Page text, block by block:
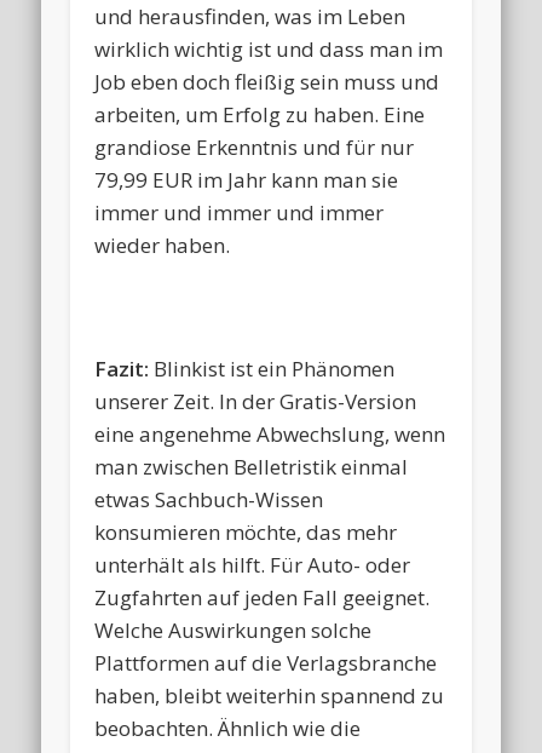
und herausfinden, was im Leben
wirklich wichtig ist und dass man im
Job eben doch fleißig sein muss und
arbeiten, um Erfolg zu haben. Eine
grandiose Erkenntnis und für nur
79,99 EUR im Jahr kann man sie
immer und immer und immer
wieder haben.
Fazit: Blinkist ist ein Phänomen
unserer Zeit. In der Gratis-Version
eine angenehme Abwechslung, wenn
man zwischen Belletristik einmal
etwas Sachbuch-Wissen
konsumieren möchte, das mehr
unterhält als hilft. Für Auto- oder
Zugfahrten auf jeden Fall geeignet.
Welche Auswirkungen solche
Plattformen auf die Verlagsbranche
haben, bleibt weiterhin spannend zu
beobachten. Ähnlich wie die